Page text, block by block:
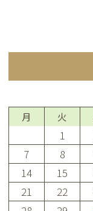
月 火
1
7
8
14
15
21
22